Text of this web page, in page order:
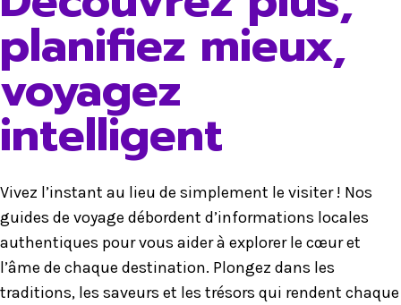
planifiez mieux,
voyagez
intelligent
Vivez l’instant au lieu de simplement le visiter ! Nos
guides de voyage débordent d’informations locales
authentiques pour vous aider à explorer le cœur et
l’âme de chaque destination. Plongez dans les
traditions, les saveurs et les trésors qui rendent chaque